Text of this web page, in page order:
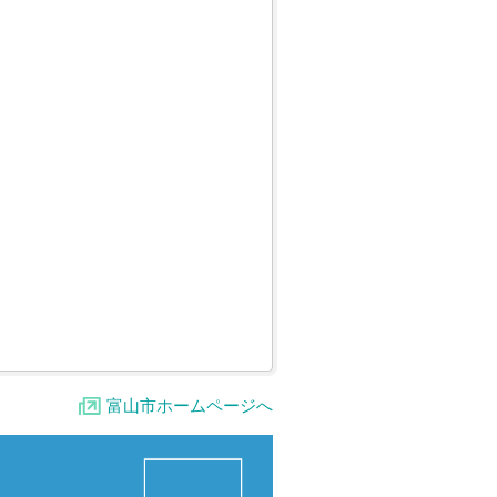
富山市ホームページへ